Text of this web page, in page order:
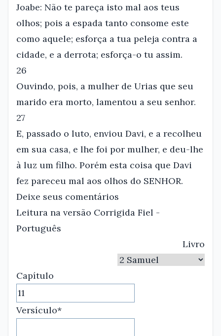
Joabe: Não te pareça isto mal aos teus
olhos; pois a espada tanto consome este
como aquele; esforça a tua peleja contra a
cidade, e a derrota; esforça-o tu assim.
26
Ouvindo, pois, a mulher de Urias que seu
marido era morto, lamentou a seu senhor.
27
E, passado o luto, enviou Davi, e a recolheu
em sua casa, e lhe foi por mulher, e deu-lhe
à luz um filho. Porém esta coisa que Davi
fez pareceu mal aos olhos do SENHOR.
Deixe seus comentários
Leitura na versão Corrigida Fiel -
Português
Livro
Capítulo
Versículo*